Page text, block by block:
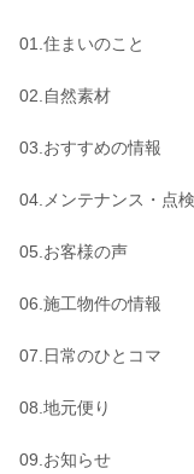
01.住まいのこと
02.自然素材
03.おすすめの情報
04.メンテナンス・点検
05.お客様の声
06.施工物件の情報
07.日常のひとコマ
08.地元便り
09.お知らせ